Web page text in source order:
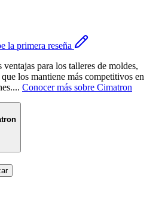
la primera reseña
para los talleres de moldes,
los mantiene más competitivos en
... Conocer más sobre Cimatron